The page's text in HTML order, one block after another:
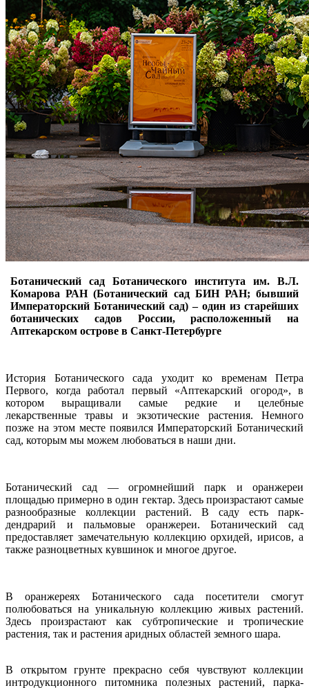
Ботанический сад Ботанического института им. В.Л.
Комарова РАН (Ботанический сад БИН РАН; бывший
Императорский Ботанический сад) – один из старейших
ботанических садов России, расположенный на
Аптекарском острове в Санкт-Петербурге
История Ботанического сада уходит ко временам Петра
Первого, когда работал первый «Аптекарский огород», в
котором выращивали самые редкие и целебные
лекарственные травы и экзотические растения. Немного
позже на этом месте появился Императорский Ботанический
сад, которым мы можем любоваться в наши дни.
Ботанический сад — огромнейший парк и оранжереи
площадью примерно в один гектар. Здесь произрастают самые
разнообразные коллекции растений. В саду есть парк-
дендрарий и пальмовые оранжереи. Ботанический сад
предоставляет замечательную коллекцию орхидей, ирисов, а
также разноцветных кувшинок и многое другое.
В оранжереях Ботанического сада посетители смогут
полюбоваться на уникальную коллекцию живых растений.
Здесь произрастают как субтропические и тропические
растения, так и растения аридных областей земного шара.
В открытом грунте прекрасно себя чувствуют коллекции
интродукционного питомника полезных растений, парка-